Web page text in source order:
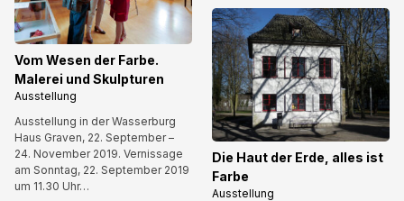
Vom Wesen der Farbe.
Malerei und Skulpturen
Ausstellung
Ausstellung in der Wasserburg
Haus Graven, 22. September –
24. November 2019. Vernissage
am Sonntag, 22. September 2019
um 11.30 Uhr…
Die Haut der Erde, alles ist
Farbe
Ausstellung